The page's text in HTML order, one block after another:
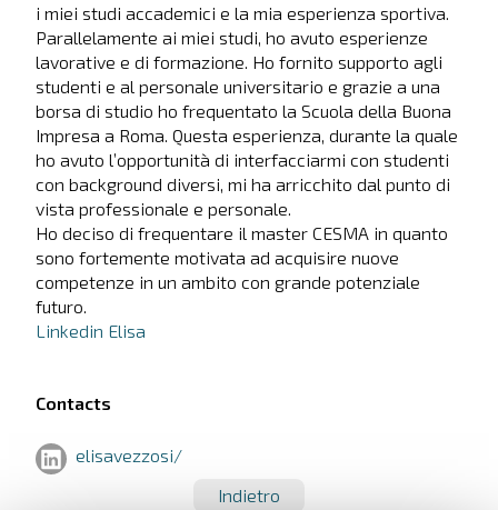
i miei studi accademici e la mia esperienza sportiva.
Parallelamente ai miei studi, ho avuto esperienze
lavorative e di formazione. Ho fornito supporto agli
studenti e al personale universitario e grazie a una
borsa di studio ho frequentato la Scuola della Buona
Impresa a Roma. Questa esperienza, durante la quale
ho avuto l’opportunità di interfacciarmi con studenti
con background diversi, mi ha arricchito dal punto di
vista professionale e personale.
Ho deciso di frequentare il master CESMA in quanto
sono fortemente motivata ad acquisire nuove
competenze in un ambito con grande potenziale
futuro.
Linkedin Elisa
Contacts
elisavezzosi/
Indietro